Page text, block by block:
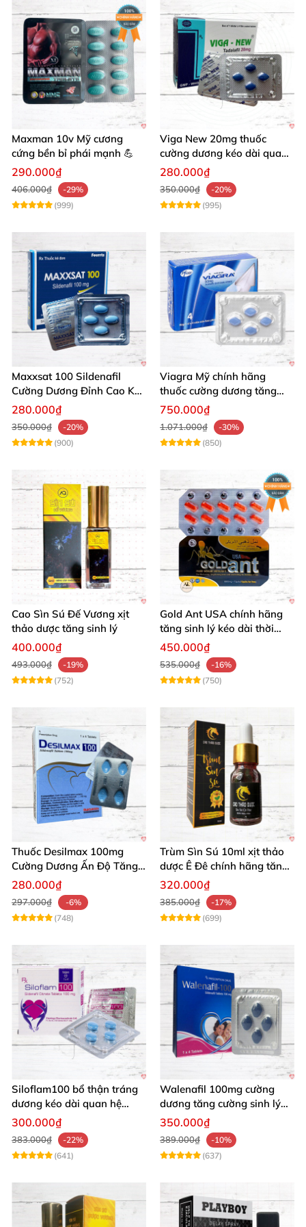
Maxman 10v Mỹ cương
cứng bền bỉ phái mạnh 💪
290.000₫
406.000₫
-29%
(999)
Viga New 20mg thuốc
cường dương kéo dài quan
hệ chống xuất tinh sớm
280.000₫
350.000₫
-20%
(995)
Maxxsat 100 Sildenafil
Cường Dương Đỉnh Cao Kéo
Dài Đêm Dài
280.000₫
350.000₫
-20%
(900)
Viagra Mỹ chính hãng
thuốc cường dương tăng
cường sinh lực nam giới
nhập khẩu
750.000₫
1.071.000₫
-30%
(850)
Cao Sìn Sú Đế Vương xịt
thảo dược tăng sinh lý
400.000₫
493.000₫
-19%
(752)
Gold Ant USA chính hãng
tăng sinh lý kéo dài thời
gian xuất tinh sớm
450.000₫
535.000₫
-16%
(750)
Thuốc Desilmax 100mg
Cường Dương Ấn Độ Tăng
Sinh Lý Tốt Nhất
280.000₫
297.000₫
-6%
(748)
Trùm Sìn Sú 10ml xịt thảo
dược Ê Đê chính hãng tăng
cường sinh lý
320.000₫
385.000₫
-17%
(699)
Siloflam100 bổ thận tráng
dương kéo dài quan hệ
mạnh mẽ nam
300.000₫
383.000₫
-22%
(641)
Walenafil 100mg cường
dương tăng cường sinh lý
kéo dài thời gian
350.000₫
389.000₫
-10%
(637)